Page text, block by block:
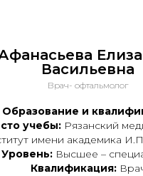
Васильевна
Врач- офтальмолог
Образование и
учебы: Рязанский
имени академика
Уровень: Высшее –
Квалификация: